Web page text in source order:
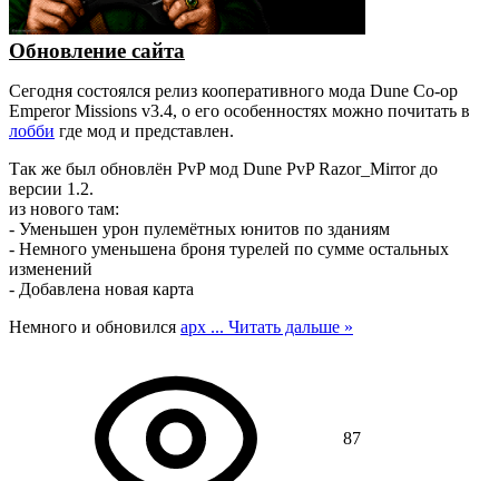
Обновление сайта
Сегодня состоялся релиз кооперативного мода Dune Co-op
Emperor Missions v3.4, о его особенностях можно почитать в
лобби где мод и представлен.
Так же был обновлён PvP мод Dune PvP Razor_Mirror до
версии 1.2.
из нового там:
- Уменьшен урон пулемётных юнитов по зданиям
- Немного уменьшена броня турелей по сумме остальных
изменений
- Добавлена новая карта
Немного и обновился арх ... Читать дальше »
87